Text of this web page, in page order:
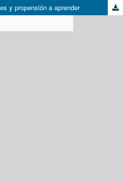
y propensión a aprender